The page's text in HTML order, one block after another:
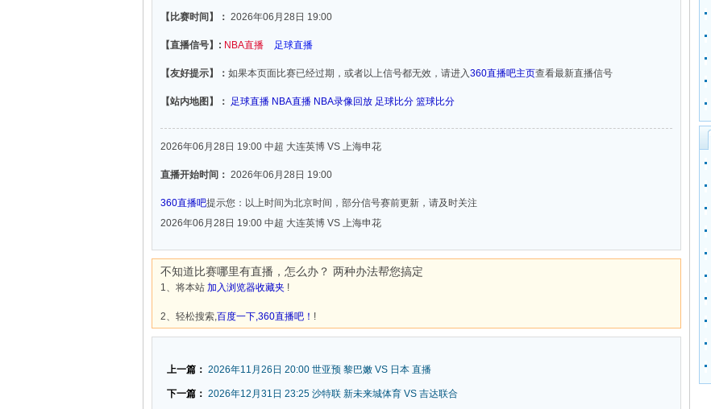
【比赛时间】： 2026年06月28日 19:00
【直播信号】: NBA直播 足球直播
【友好提示】： 如果本页面比赛已经过期，或者以上信号都无效，请进入360直播吧主页查看最新直播信号
【站内地图】： 足球直播 NBA直播 NBA录像回放 足球比分 篮球比分
2026年06月28日 19:00 中超 大连英博 VS 上海申花
直播开始时间： 2026年06月28日 19:00
360直播吧提示您：以上时间为北京时间，部分信号赛前更新，请及时关注
2026年06月28日 19:00 中超 大连英博 VS 上海申花
不知道比赛哪里有直播，怎么办？ 两种办法帮您搞定
1、将本站 加入浏览器收藏夹 !
2、轻松搜索,百度一下,360直播吧！ !
上一篇： 2026年11月26日 20:00 世亚预 黎巴嫩 VS 日本 直播
下一篇： 2026年12月31日 23:25 沙特联 新未来城体育 VS 吉达联合